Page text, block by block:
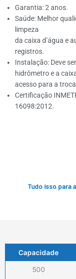
Garantia: 2 anos.
Saúde: Melhor
limpeza
da caixa d’água e
registros.
Instalação: Deve
hidrômetro e a
acesso para a
Certificação
16098:2012.
Tudo isso para
Capacidade
500